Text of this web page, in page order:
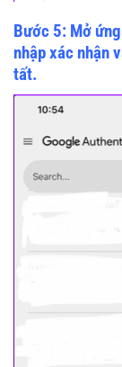
Bước 5: Mở
nhập xác nhận
tất.